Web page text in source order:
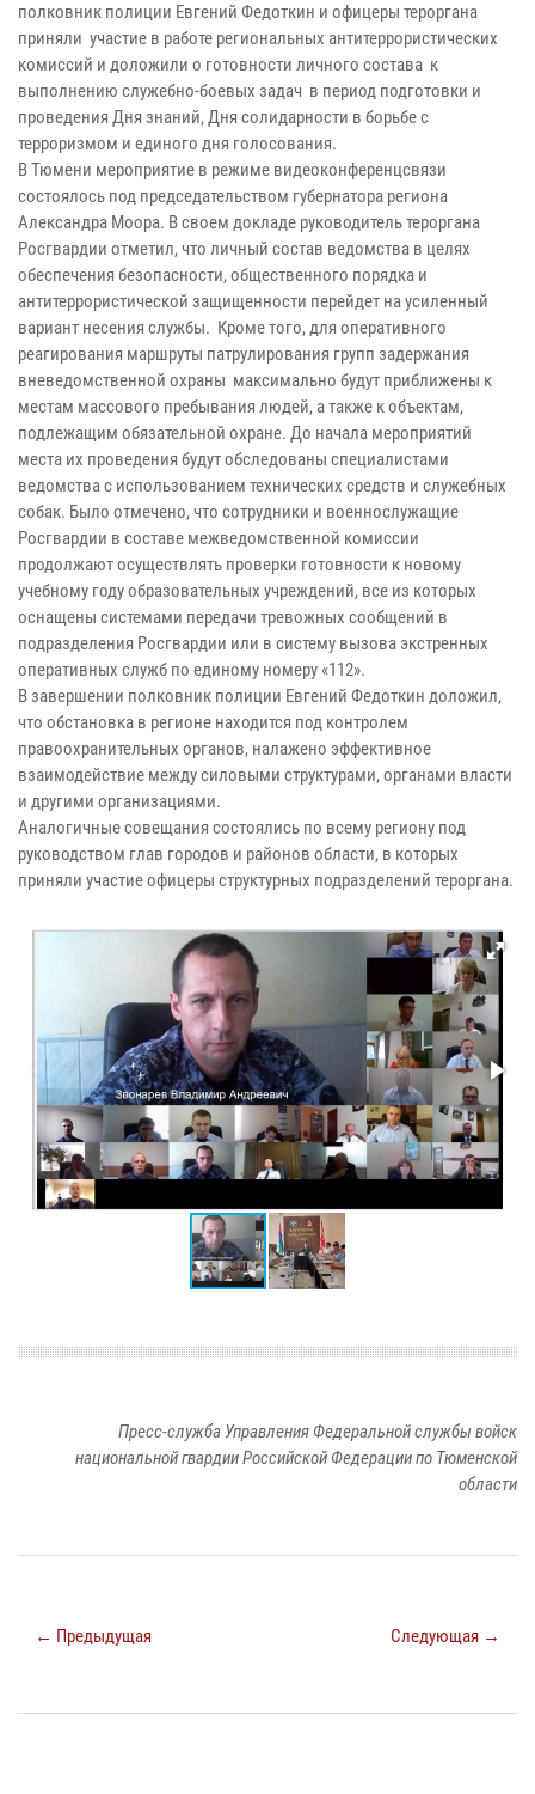
полковник полиции Евгений Федоткин и офицеры тероргана
приняли участие в работе региональных антитеррористических
комиссий и доложили о готовности личного состава к
выполнению служебно-боевых задач в период подготовки и
проведения Дня знаний, Дня солидарности в борьбе с
терроризмом и единого дня голосования.
В Тюмени мероприятие в режиме видеоконференцсвязи
состоялось под председательством губернатора региона
Александра Моора. В своем докладе руководитель тероргана
Росгвардии отметил, что личный состав ведомства в целях
обеспечения безопасности, общественного порядка и
антитеррористической защищенности перейдет на усиленный
вариант несения службы. Кроме того, для оперативного
реагирования маршруты патрулирования групп задержания
вневедомственной охраны максимально будут приближены к
местам массового пребывания людей, а также к объектам,
подлежащим обязательной охране. До начала мероприятий
места их проведения будут обследованы специалистами
ведомства с использованием технических средств и служебных
собак. Было отмечено, что сотрудники и военнослужащие
Росгвардии в составе межведомственной комиссии
продолжают осуществлять проверки готовности к новому
учебному году образовательных учреждений, все из которых
оснащены системами передачи тревожных сообщений в
подразделения Росгвардии или в систему вызова экстренных
оперативных служб по единому номеру «112».
В завершении полковник полиции Евгений Федоткин доложил,
что обстановка в регионе находится под контролем
правоохранительных органов, налажено эффективное
взаимодействие между силовыми структурами, органами власти
и другими организациями.
Аналогичные совещания состоялись по всему региону под
руководством глав городов и районов области, в которых
приняли участие офицеры структурных подразделений тероргана.
Пресс-служба Управления Федеральной службы войск
национальной гвардии Российской Федерации по Тюменской
области
← Предыдущая Следующая →